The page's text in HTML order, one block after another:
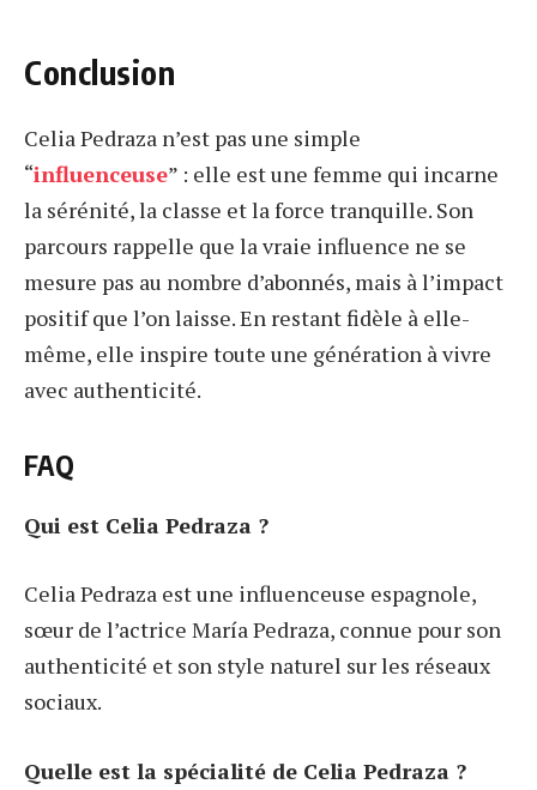
Conclusion
Celia Pedraza n’est pas une simple
“influenceuse” : elle est une femme qui incarne
la sérénité, la classe et la force tranquille. Son
parcours rappelle que la vraie influence ne se
mesure pas au nombre d’abonnés, mais à l’impact
positif que l’on laisse. En restant fidèle à elle-
même, elle inspire toute une génération à vivre
avec authenticité.
FAQ
Qui est Celia Pedraza ?
Celia Pedraza est une influenceuse espagnole,
sœur de l’actrice María Pedraza, connue pour son
authenticité et son style naturel sur les réseaux
sociaux.
Quelle est la spécialité de Celia Pedraza ?